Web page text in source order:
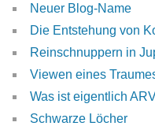
Neuer Blog-Name
Die Entstehung von
Reinschnuppern in
Viewen eines
Was ist eigentlich
Schwarze Löcher